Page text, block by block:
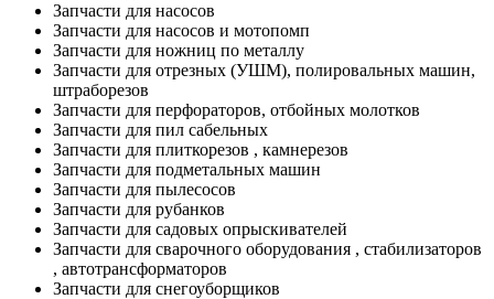
Запчасти для насосов
Запчасти для насосов и мотопомп
Запчасти для ножниц по металлу
Запчасти для отрезных (УШМ), полировальных машин,
штраборезов
Запчасти для перфораторов, отбойных молотков
Запчасти для пил сабельных
Запчасти для плиткорезов , камнерезов
Запчасти для подметальных машин
Запчасти для пылесосов
Запчасти для рубанков
Запчасти для садовых опрыскивателей
Запчасти для сварочного оборудования , стабилизаторов
, автотрансформаторов
Запчасти для снегоуборщиков